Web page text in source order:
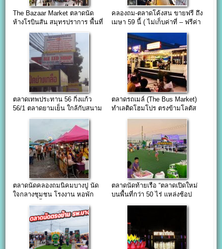
The Bazaar Market ตลาดนัด
ห้างโรบินสัน สมุทรปราการ พื้นที่
คลองถม-ตลาดโค้งสน ขายฟรี ถึง
เมษา 59 นี้ ( ไม่เก็บค่าที่ – ฟรีค่า
ตลาดเทพประทาน 56 กิ่งแก้ว
56/1 ตลาดยามเย็น ใกล้กับสนาม
บินสุวรรณภูมิ
ตลาดรถเมล์ (The Bus Market)
ทำเลติดโฮมโปร ตรงข้ามโลตัส
ศรีนคริทร์
ตลาดนัดคลองถมนิคมบางปู นัด
ใจกลางชุมชน โรงงาน หอพัก
ตลาดนัดท้ายเรือ “ตลาดเปิดใหม่
บนพื้นที่กว่า 50 ไร่ แหล่งช้อป
แห่งใหม่เมืองสมุทรปราการ”